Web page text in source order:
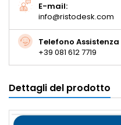
E-mail:
info@ristodesk.com
Telefono
+39 081 612 7719
Dettagli del prodotto